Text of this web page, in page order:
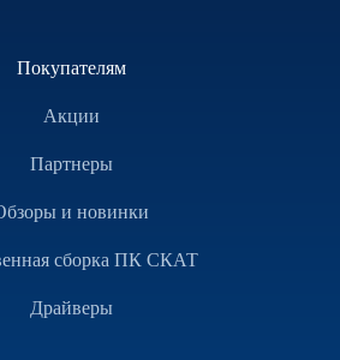
Покупателям
Акции
Партнеры
и новинки
сборка ПК СКАТ
Драйверы